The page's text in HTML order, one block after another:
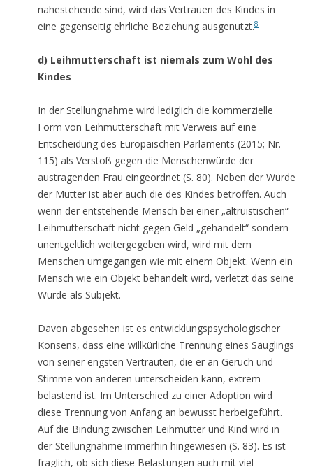
nahestehende sind, wird das Vertrauen des Kindes in
eine gegenseitig ehrliche Beziehung ausgenutzt.8
d) Leihmutterschaft ist niemals zum Wohl des
Kindes
In der Stellungnahme wird lediglich die kommerzielle
Form von Leihmutterschaft mit Verweis auf eine
Entscheidung des Europäischen Parlaments (2015; Nr.
115) als Verstoß gegen die Menschenwürde der
austragenden Frau eingeordnet (S. 80). Neben der Würde
der Mutter ist aber auch die des Kindes betroffen. Auch
wenn der entstehende Mensch bei einer „altruistischen“
Leihmutterschaft nicht gegen Geld „gehandelt“ sondern
unentgeltlich weitergegeben wird, wird mit dem
Menschen umgegangen wie mit einem Objekt. Wenn ein
Mensch wie ein Objekt behandelt wird, verletzt das seine
Würde als Subjekt.
Davon abgesehen ist es entwicklungspsychologischer
Konsens, dass eine willkürliche Trennung eines Säuglings
von seiner engsten Vertrauten, die er an Geruch und
Stimme von anderen unterscheiden kann, extrem
belastend ist. Im Unterschied zu einer Adoption wird
diese Trennung von Anfang an bewusst herbeigeführt.
Auf die Bindung zwischen Leihmutter und Kind wird in
der Stellungnahme immerhin hingewiesen (S. 83). Es ist
fraglich, ob sich diese Belastungen auch mit viel